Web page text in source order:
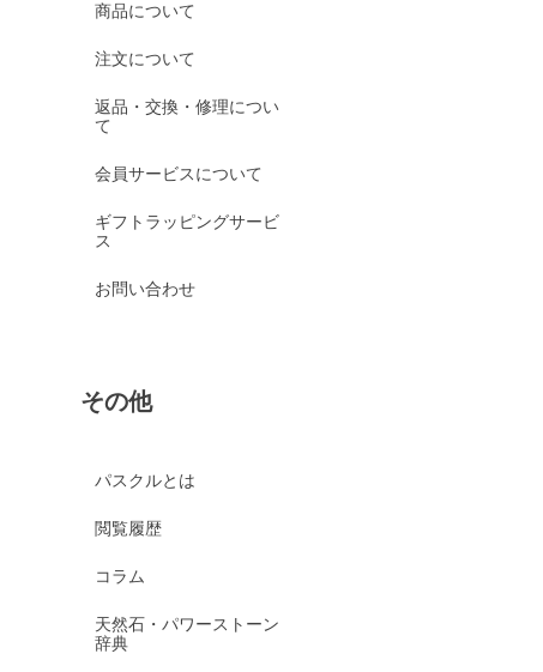
商品について
注文について
返品・交換・修理につい
て
会員サービスについて
ギフトラッピングサービ
ス
お問い合わせ
その他
パスクルとは
閲覧履歴
コラム
天然石・パワーストーン
辞典